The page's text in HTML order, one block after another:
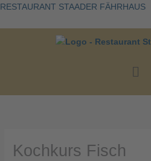
Zum
RESTAURANT STAADER FÄHRHAUS
Menü
Kochkurs Fisch